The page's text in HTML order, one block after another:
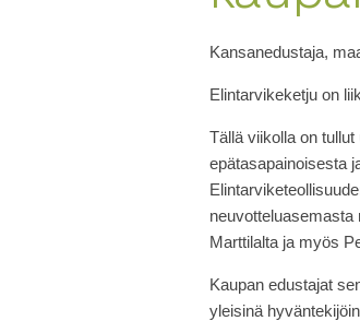
Kansanedustaja,
Elintarvikeketju on
Tällä viikolla on
epätasapainoisesta
neuvotteluasemasta
Marttilalta ja myös
Kaupan edustajat
yleisinä